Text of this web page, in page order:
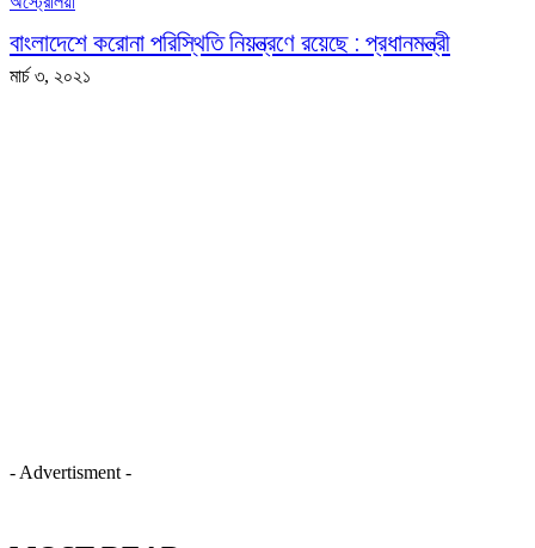
বাংলাদেশে করোনা পরিস্থিতি নিয়ন্ত্রণে রয়েছে : প্রধানমন্ত্রী
মার্চ ৩, ২০২১
- Advertisment -